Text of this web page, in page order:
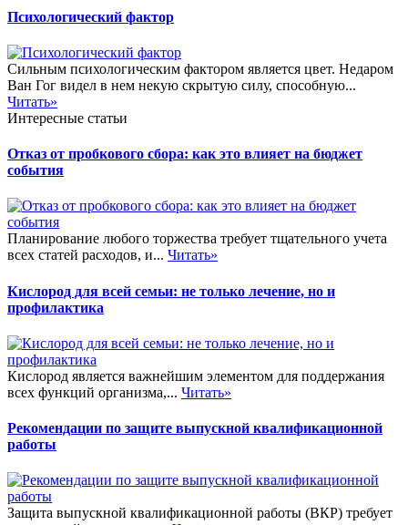
Психологический фактор
Сильным психологическим фактором является цвет. Недаром
Ван Гог видел в нем некую скрытую силу, способную...
Читать»
Интересные статьи
Отказ от пробкового сбора: как это влияет на бюджет
события
Планирование любого торжества требует тщательного учета
всех статей расходов, и... Читать»
Кислород для всей семьи: не только лечение, но и
профилактика
Кислород является важнейшим элементом для поддержания
всех функций организма,... Читать»
Рекомендации по защите выпускной квалификационной
работы
Защита выпускной квалификационной работы (ВКР) требует